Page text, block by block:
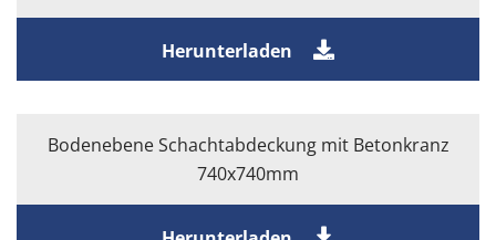
Herunterladen
Bodenebene Schachtabdeckung mit Betonkranz
740x740mm